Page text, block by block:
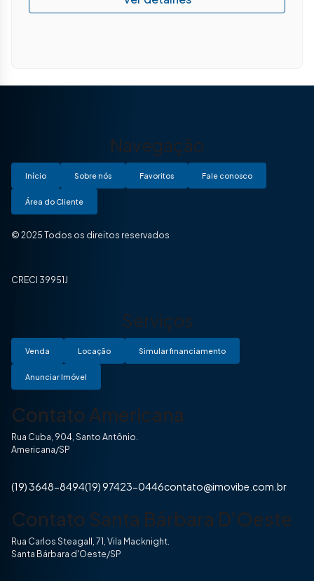
Navegação
Início Sobre nós Favoritos Fale conosco
Área do Cliente
© 2025 Todos os direitos reservados
CRECI 39951J
Serviços
Venda Locação Simular financiamento
Anunciar Imóvel
Contato Americana
Rua Cuba, 904, Santo Antônio.
Americana/SP
(19) 3648-8494(19) 97423-0446contato@imovibe.com.br
Contato Santa Bárbara D'Oeste
Rua Carlos Steagall, 71, Vila Macknight.
Santa Bárbara d'Oeste/SP